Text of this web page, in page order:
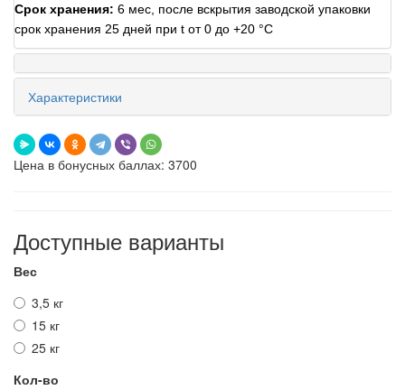
Срок хранения: 6 мес, после вскрытия заводской упаковки
срок хранения 25 дней при t от 0 до +20 °C
Характеристики
Цена в бонусных баллах: 3700
Доступные варианты
Вес
3,5 кг
15 кг
25 кг
Кол-во